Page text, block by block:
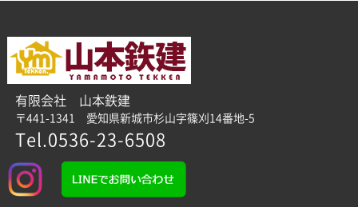
有限会社 山本鉄建
〒441-1341 愛知県新城市杉山字篠刈14番地-5
Tel.0536-23-6508